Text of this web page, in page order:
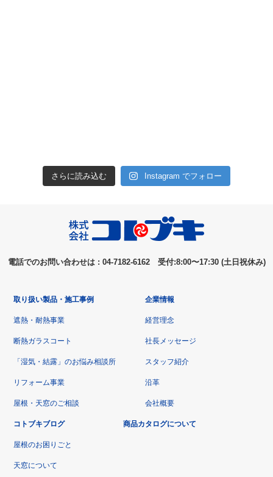
さらに読み込む Instagram でフォロー
電話でのお問い合わせは : 04-7182-6162 受付:8:00〜17:30 (土日祝休み)
取り扱い製品・施工事例
遮熱・耐熱事業
断熱ガラスコート
「湿気・結露」のお悩み相談所
リフォーム事業
屋根・天窓のご相談
企業情報
経営理念
社長メッセージ
スタッフ紹介
沿革
会社概要
コトブキブログ
屋根のお困りごと
天窓について
商品カタログについて